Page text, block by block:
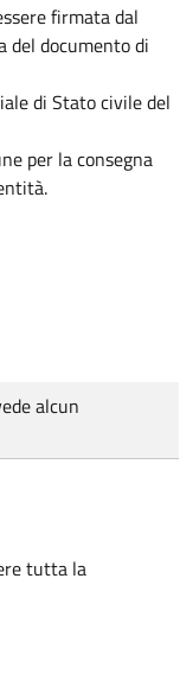
firmata dal
del documento di
di Stato civile del
per la consegna
alcun
tutta la